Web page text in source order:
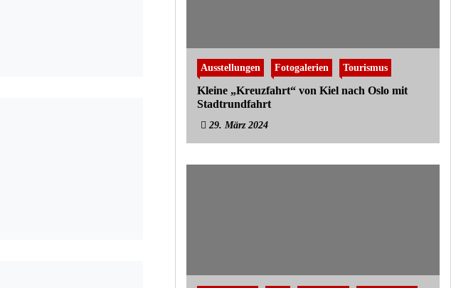
Ausstellungen Fotogalerien Tourismus
Kleine „Kreuzfahrt“ von Kiel nach Oslo mit
Stadtrundfahrt
29. März 2024